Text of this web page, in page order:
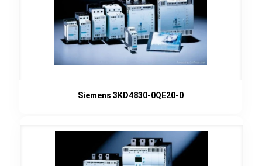
Siemens 3KD4830-0QE20-0